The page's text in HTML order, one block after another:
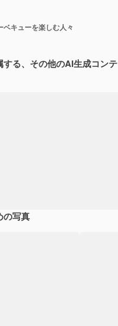
ベキューを楽しむ人々
する、その他のAI生成コンテ
の写真